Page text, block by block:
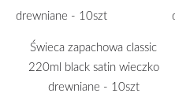
Świeca zapachowa classic
220ml black satin wieczko
drewniane - 10szt